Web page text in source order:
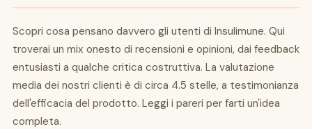
Scopri cosa pensano davvero gli utenti di Insulimune. Qui
troverai un mix onesto di recensioni e opinioni, dai feedback
entusiasti a qualche critica costruttiva. La valutazione
media dei nostri clienti è di circa 4.5 stelle, a testimonianza
dell'efficacia del prodotto. Leggi i pareri per farti un'idea
completa.